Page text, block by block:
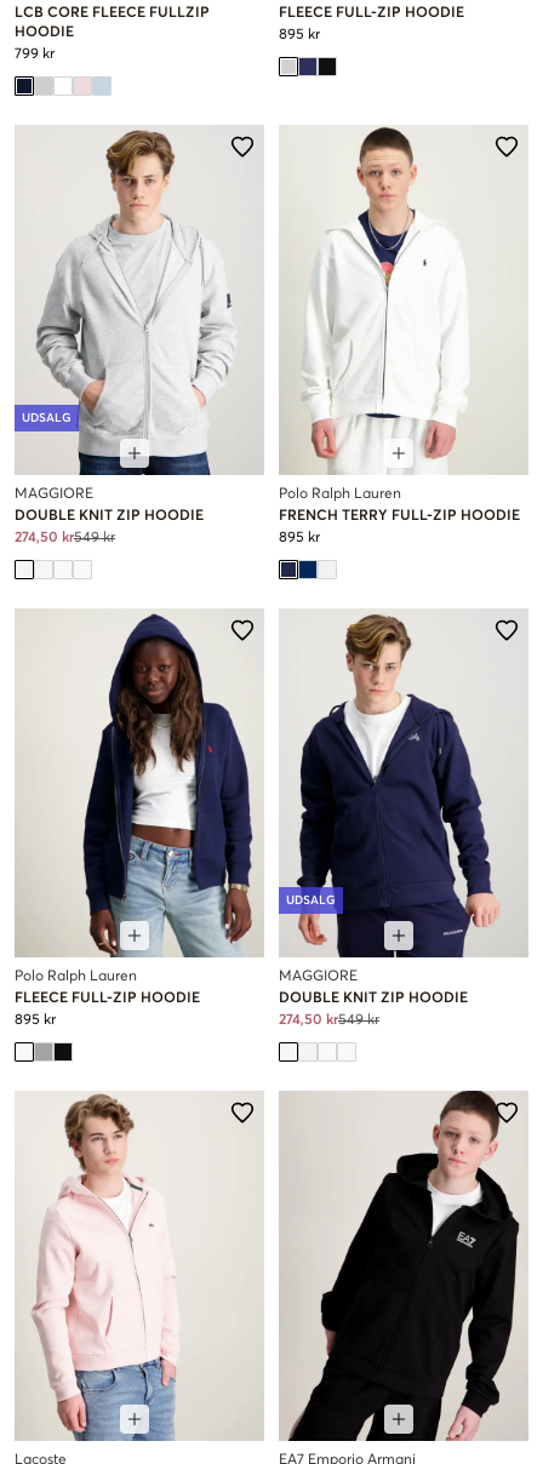
LCB CORE FLEECE FULLZIP
HOODIE
799 kr
FLEECE FULL-ZIP HOODIE
895 kr
UDSALG
MAGGIORE
DOUBLE KNIT ZIP HOODIE
274,50 kr549 kr
Polo Ralph Lauren
FRENCH TERRY FULL-ZIP HOODIE
895 kr
Polo Ralph Lauren
FLEECE FULL-ZIP HOODIE
895 kr
UDSALG
MAGGIORE
DOUBLE KNIT ZIP HOODIE
274,50 kr549 kr
Lacoste
EA7 Emporio Armani